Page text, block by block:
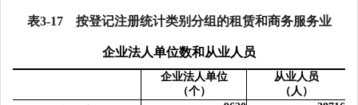
表3-17按登记注册统计类别分组的租赁和商务服务业
企业法人单位数和从业人员
企业法人单位
（个）
从业人员
（人）